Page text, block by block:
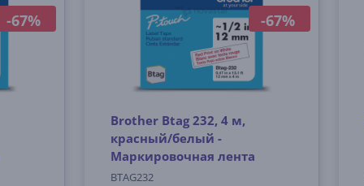
-67% -67%
Brother Btag 232, 4 м,
красный/белый -
Маркировочная лента
BTAG232